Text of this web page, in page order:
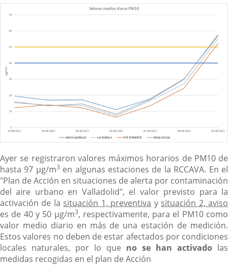
Ayer se registraron valores máximos horarios de PM10 de
hasta 97 µg/m3 en algunas estaciones de la RCCAVA. En el
"Plan de Acción en situaciones de alerta por contaminación
del aire urbano en Valladolid", el valor previsto para la
activación de la situación 1, preventiva y situación 2, aviso
es de 40 y 50 µg/m3, respectivamente, para el PM10 como
valor medio diario en más de una estación de medición.
Estos valores no deben de estar afectados por condiciones
locales naturales, por lo que no se han activado las
medidas recogidas en el plan de Acción